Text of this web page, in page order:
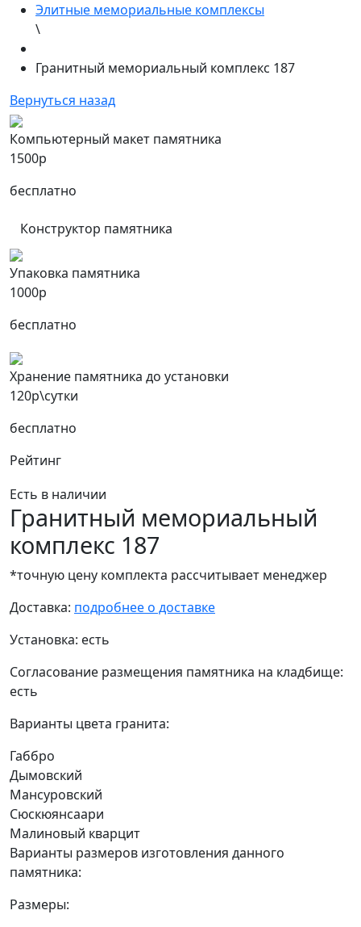
Элитные мемориальные комплексы
\
Гранитный мемориальный комплекс 187
Вернуться назад
Компьютерный макет памятника
1500р
бесплатно
Конструктор памятника
Упаковка памятника
1000р
бесплатно
Хранение памятника до установки
120р\сутки
бесплатно
Рейтинг
Есть в наличии
Гранитный мемориальный
комплекс 187
*точную цену комплекта рассчитывает менеджер
Доставка: подробнее о доставке
Установка: есть
Согласование размещения памятника на кладбище:
есть
Варианты цвета гранита:
Габбро
Дымовский
Мансуровский
Сюскюянсаари
Малиновый кварцит
Варианты размеров изготовления данного
памятника:
Размеры: